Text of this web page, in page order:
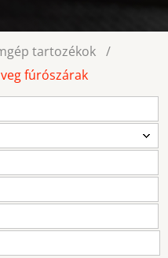
tartozékok
fúrószárak